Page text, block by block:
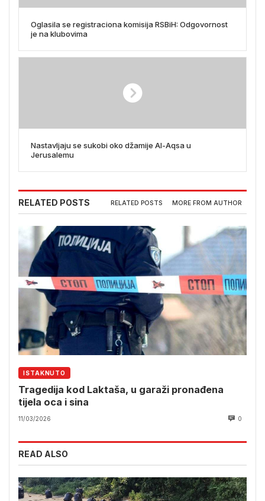
Oglasila se registraciona komisija RSBiH: Odgovornost
je na klubovima
Nastavljaju se sukobi oko džamije Al-Aqsa u
Jerusalemu
RELATED POSTS RELATED POSTS MORE FROM AUTHOR
ISTAKNUTO
Tragedija kod Laktaša, u garaži pronađena
tijela oca i sina
11/03/2026 0
READ ALSO